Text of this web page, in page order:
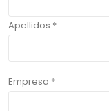
Apellidos *
Empresa *